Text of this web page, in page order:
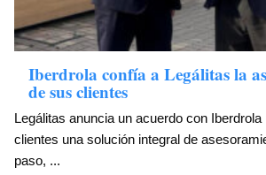
Iberdrola confía a Legálitas la
de sus clientes
Legálitas anuncia un acuerdo con
clientes una solución integral de
paso, ...